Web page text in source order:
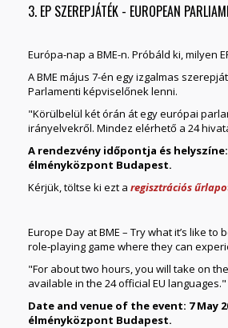
3. EP SZEREPJÁTÉK - EUROPEAN
Európa-nap a BME-n. Próbáld ki, milyen
A BME május 7-én egy izgalmas
Parlamenti képviselőnek lenni.
"Körülbelül két órán át egy európai
irányelvekről. Mindez elérhető a 24
A rendezvény időpontja és helyszíne:
élményközpont Budapest.
Kérjük, töltse ki ezt a regisztrációs
Europe Day at BME – Try what it’s like
role‑playing game where they can
"For about two hours, you will take on
available in the 24 official EU languages."
Date and venue of the event: 7 May
élményközpont Budapest.